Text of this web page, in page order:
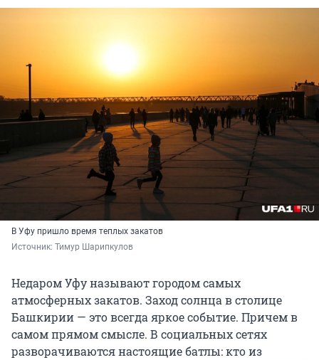
В Уфу пришло время теплых закатов
Источник: Тимур Шарипкулов
Недаром Уфу называют городом самых
атмосферных закатов. Заход солнца в столице
Башкирии — это всегда яркое событие. Причем в
самом прямом смысле. В социальных сетях
разворачиваются настоящие батлы: кто из